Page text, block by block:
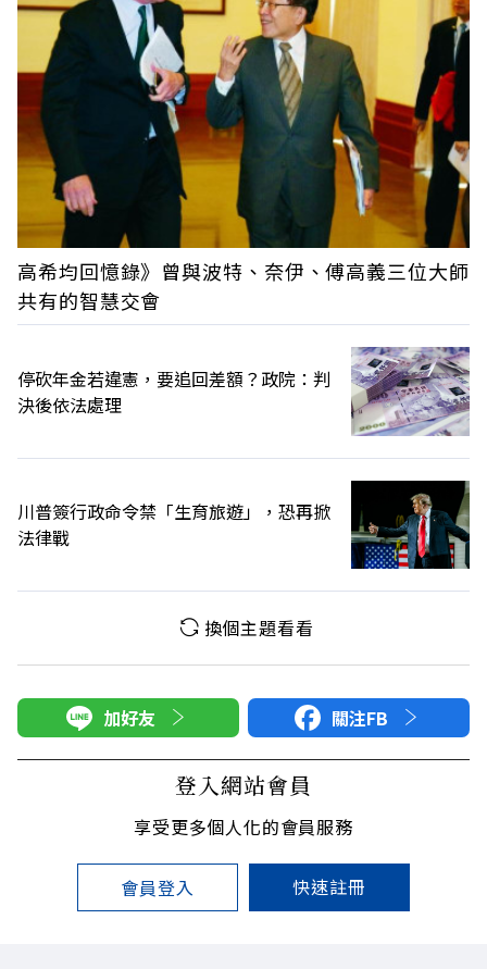
高希均回憶錄》曾與波特、奈伊、傅高義三位大師
共有的智慧交會
停砍年金若違憲，要追回差額？政院：判
決後依法處理
川普簽行政命令禁「生育旅遊」，恐再掀
法律戰
換個主題看看
加好友 關注FB
登入網站會員
享受更多個人化的會員服務
會員登入 快速註冊